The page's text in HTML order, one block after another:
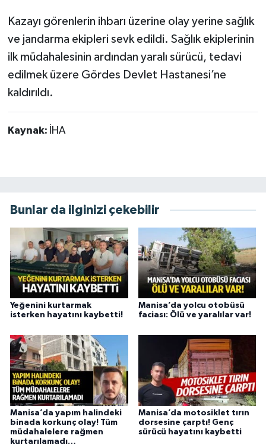
Kazayı görenlerin ihbarı üzerine olay yerine sağlık
ve jandarma ekipleri sevk edildi. Sağlık ekiplerinin
ilk müdahalesinin ardından yaralı sürücü, tedavi
edilmek üzere Gördes Devlet Hastanesi’ne
kaldırıldı.
Kaynak: İHA
Bunlar da ilginizi çekebilir
Yeğenini kurtarmak
isterken hayatını kaybetti!
Manisa’da yolcu otobüsü
faciası: Ölü ve yaralılar var!
Manisa’da yapım halindeki
binada korkunç olay! Tüm
müdahalelere rağmen
kurtarılamadı…
Manisa’da motosiklet tırın
dorsesine çarptı! Genç
sürücü hayatını kaybetti